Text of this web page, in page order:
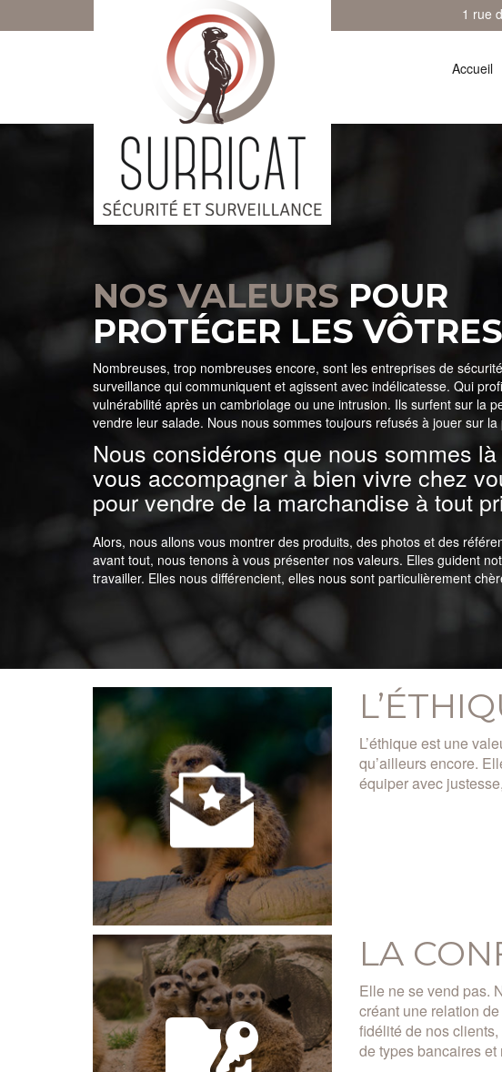
1 rue
Accueil
NOS VALEURSPOUR
PROTÉGER LES VÔTRES
Nombreuses, trop nombreuses encore, sont les entreprises de
surveillance qui communiquent et agissent avec indélicatesse. Qui
vulnérabilité après un cambriolage ou une intrusion. Ils surfent sur la
vendre leur salade. Nous nous sommes toujours refusés à jouer sur la
Nous considérons que nous sommes
vous accompagner à bien vivre chez
pour vendre de la marchandise à tout
Alors, nous allons vous montrer des produits, des photos et des
avant tout, nous tenons à vous présenter nos valeurs. Elles guident
travailler. Elles nous différencient, elles nous sont particulièrement
L’éthique est une
qu’ailleurs encore.
équiper avec
LA
Elle ne se vend pas.
créant une relation
fidélité de nos
de types bancaires